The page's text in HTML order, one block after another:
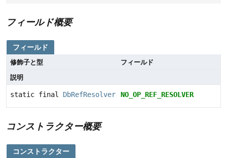
フィールド概要
フィールド
修飾子と型
フィールド
説明
static final DbRefResolver NO_OP_REF_RESOLVER
コンストラクター概要
コンストラクター